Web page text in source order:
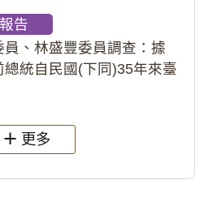
情案調查報告。(115教調
告
員、林盛豐委員調查：據
總統自民國(下同)35年來臺
總統府於89年間函請其家屬
更多